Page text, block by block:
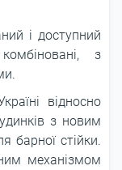
і доступний
з
відносно
з новим
барної стійки.
механізмом